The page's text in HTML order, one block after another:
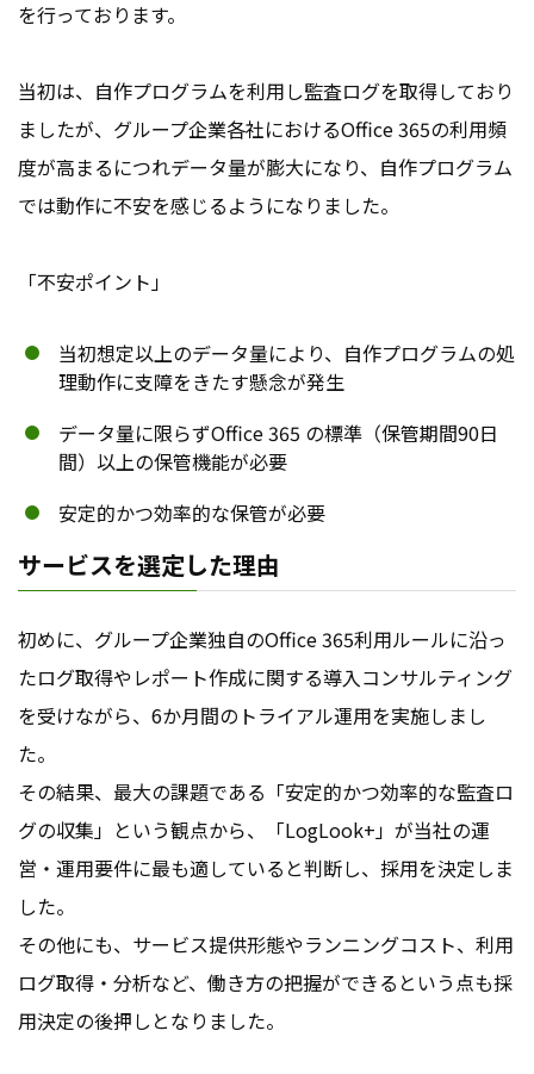
を行っております。
当初は、自作プログラムを利用し監査ログを取得しており
ましたが、グループ企業各社におけるOffice 365の利用頻
度が高まるにつれデータ量が膨大になり、自作プログラム
では動作に不安を感じるようになりました。
「不安ポイント」
当初想定以上のデータ量により、自作プログラムの処
理動作に支障をきたす懸念が発生
データ量に限らずOffice 365 の標準（保管期間90日
間）以上の保管機能が必要
安定的かつ効率的な保管が必要
サービスを選定した理由
初めに、グループ企業独自のOffice 365利用ルールに沿っ
たログ取得やレポート作成に関する導入コンサルティング
を受けながら、6か月間のトライアル運用を実施しまし
た。
その結果、最大の課題である「安定的かつ効率的な監査ロ
グの収集」という観点から、「LogLook+」が当社の運
営・運用要件に最も適していると判断し、採用を決定しま
した。
その他にも、サービス提供形態やランニングコスト、利用
ログ取得・分析など、働き方の把握ができるという点も採
用決定の後押しとなりました。